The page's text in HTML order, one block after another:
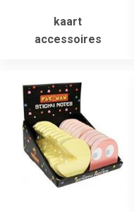
kaart
accessoires